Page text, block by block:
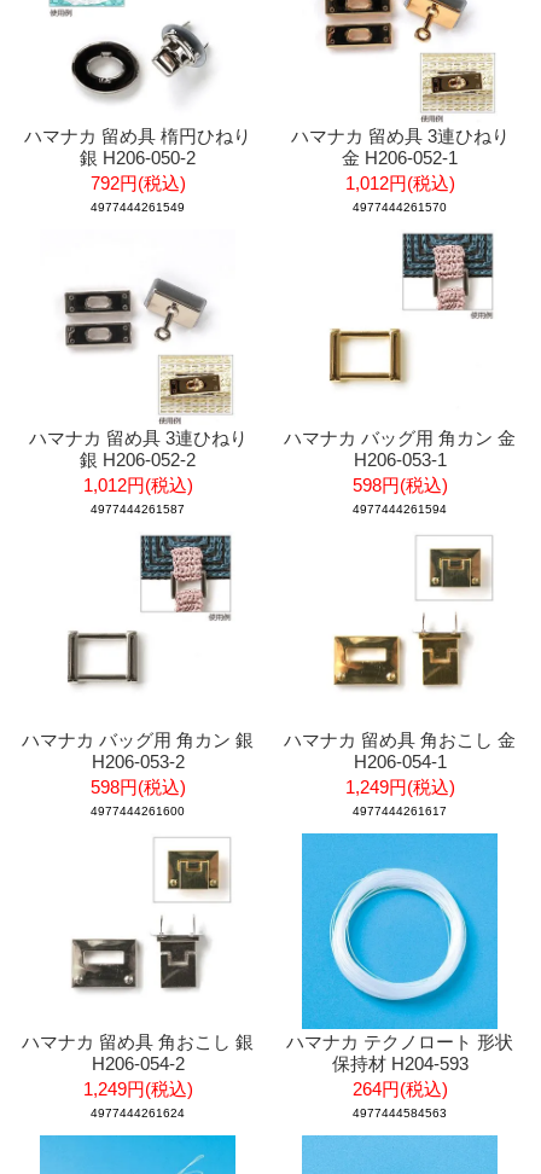
ハマナカ 留め具 楕円ひねり
銀 H206-050-2
792円(税込)
4977444261549
ハマナカ 留め具 3連ひねり
金 H206-052-1
1,012円(税込)
4977444261570
ハマナカ 留め具 3連ひねり
銀 H206-052-2
1,012円(税込)
4977444261587
ハマナカ バッグ用 角カン 金
H206-053-1
598円(税込)
4977444261594
ハマナカ バッグ用 角カン 銀
H206-053-2
598円(税込)
4977444261600
ハマナカ 留め具 角おこし 金
H206-054-1
1,249円(税込)
4977444261617
ハマナカ 留め具 角おこし 銀
H206-054-2
1,249円(税込)
4977444261624
ハマナカ テクノロート 形状
保持材 H204-593
264円(税込)
4977444584563